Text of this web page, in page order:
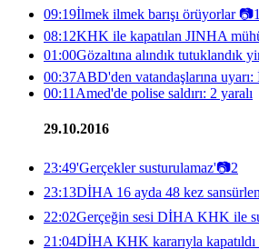
09:19İlmek ilmek barışı örüyorlar📷1
08:12KHK ile kapatılan JINHA
01:00Gözaltına alındık tutuklandık
00:37ABD'den vatandaşlarına uyarı:
00:11 Amed'de polise saldırı: 2 yaralı
29.10.2016
23:49'Gerçekler susturulamaz'📷2
23:13DİHA 16 ayda 48 kez
22:02Gerçeğin sesi DİHA KHK ile
21:04DİHA KHK kararıyla kapatıldı